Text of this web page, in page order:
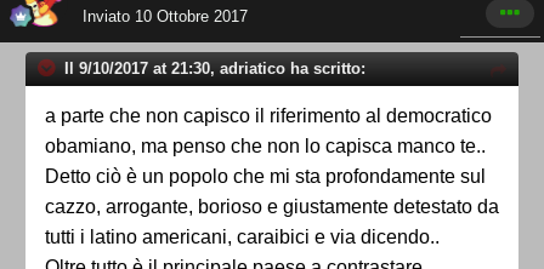
Inviato 10 Ottobre 2017
Il 9/10/2017 at 21:30, adriatico ha scritto:
a parte che non capisco il riferimento al democratico
obamiano, ma penso che non lo capisca manco te..
Detto ciò è un popolo che mi sta profondamente sul
cazzo, arrogante, borioso e giustamente detestato da
tutti i latino americani, caraibici e via dicendo..